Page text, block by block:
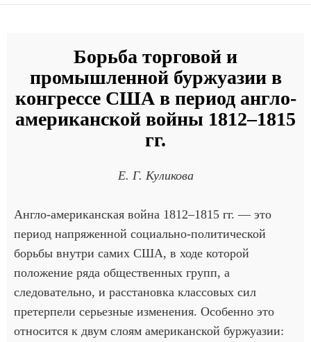
Борьба торговой и
промышленной буржуазии в
конгрессе США в период англо-
американской войны 1812–1815
гг.
Е. Г. Куликова
Англо-американская война 1812–1815 гг. — это
период напряженной социально-политической
борьбы внутри самих США, в ходе которой
положение ряда общественных групп, а
следовательно, и расстановка классовых сил
претерпели серьезные изменения. Особенно это
относится к двум слоям американской буржуазии: